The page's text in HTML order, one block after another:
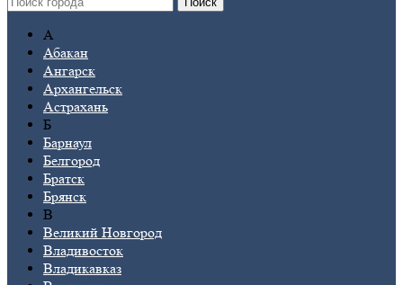
А
Абакан
Ангарск
Архангельск
Астрахань
Б
Барнаул
Белгород
Братск
Брянск
В
Великий Новгород
Владивосток
Владикавказ